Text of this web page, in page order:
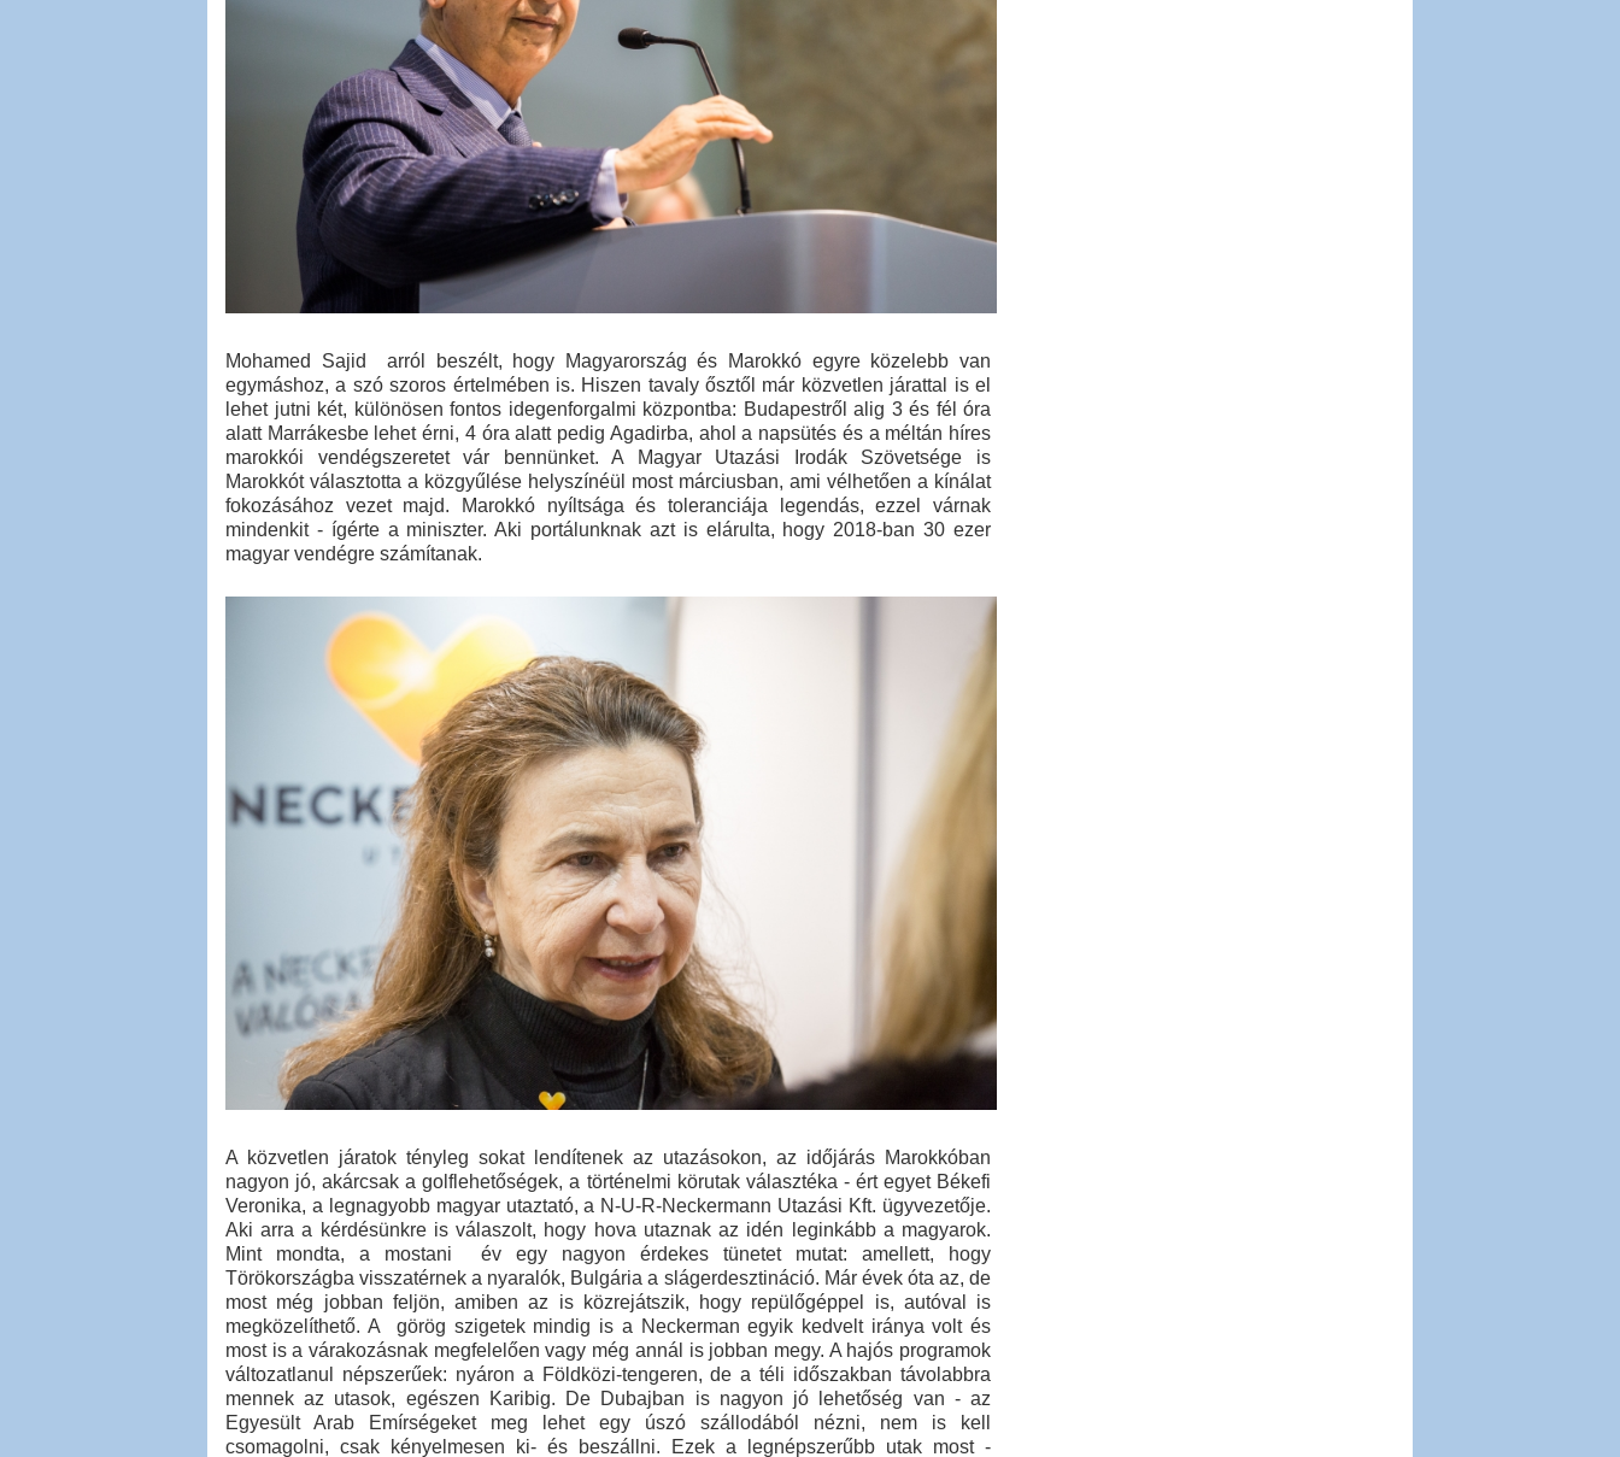
Mohamed Sajid arról beszélt, hogy Magyarország és Marokkó egyre közelebb van
egymáshoz, a szó szoros értelmében is. Hiszen tavaly ősztől már közvetlen járattal is el
lehet jutni két, különösen fontos idegenforgalmi központba: Budapestről alig 3 és fél óra
alatt Marrákesbe lehet érni, 4 óra alatt pedig Agadirba, ahol a napsütés és a méltán híres
marokkói vendégszeretet vár bennünket. A Magyar Utazási Irodák Szövetsége is
Marokkót választotta a közgyűlése helyszínéül most márciusban, ami vélhetően a kínálat
fokozásához vezet majd. Marokkó nyíltsága és toleranciája legendás, ezzel várnak
mindenkit - ígérte a miniszter. Aki portálunknak azt is elárulta, hogy 2018-ban 30 ezer
magyar vendégre számítanak.
A közvetlen járatok tényleg sokat lendítenek az utazásokon, az időjárás Marokkóban
nagyon jó, akárcsak a golflehetőségek, a történelmi körutak választéka - ért egyet Békefi
Veronika, a legnagyobb magyar utaztató, a N-U-R-Neckermann Utazási Kft. ügyvezetője.
Aki arra a kérdésünkre is válaszolt, hogy hova utaznak az idén leginkább a magyarok.
Mint mondta, a mostani év egy nagyon érdekes tünetet mutat: amellett, hogy
Törökországba visszatérnek a nyaralók, Bulgária a slágerdesztináció. Már évek óta az, de
most még jobban feljön, amiben az is közrejátszik, hogy repülőgéppel is, autóval is
megközelíthető. A görög szigetek mindig is a Neckerman egyik kedvelt iránya volt és
most is a várakozásnak megfelelően vagy még annál is jobban megy. A hajós programok
változatlanul népszerűek: nyáron a Földközi-tengeren, de a téli időszakban távolabbra
mennek az utasok, egészen Karibig. De Dubajban is nagyon jó lehetőség van - az
Egyesült Arab Emírségeket meg lehet egy úszó szállodából nézni, nem is kell
csomagolni, csak kényelmesen ki- és beszállni. Ezek a legnépszerűbb utak most -